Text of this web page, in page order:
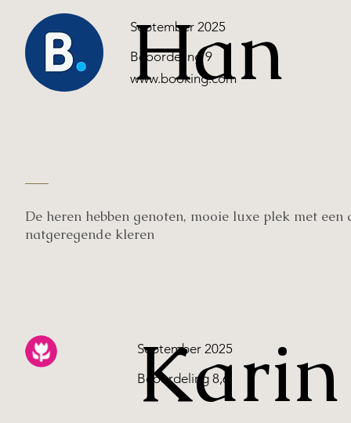
De heren hebben genoten, mooie luxe plek met
natgeregende kleren
Karin
September 2025
Beoordeling 8,6
Han
September 2025
Beoordeling 9
www.booking.com